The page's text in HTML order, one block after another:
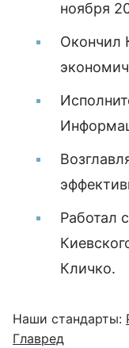
ноября
Окончил
Работал
Кличко.
Наши стандарты:
Главред